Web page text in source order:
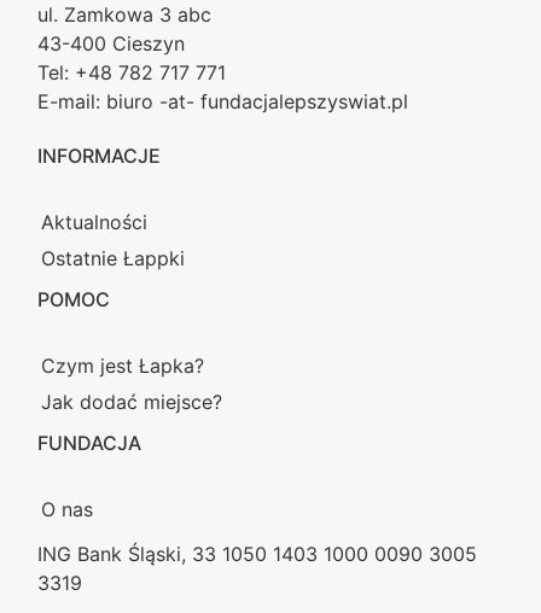
ul. Zamkowa 3 abc
43-400 Cieszyn
Tel: +48 782 717 771
E-mail: biuro -at- fundacjalepszyswiat.pl
INFORMACJE
Aktualności
Ostatnie Łappki
POMOC
Czym jest Łapka?
Jak dodać miejsce?
FUNDACJA
O nas
ING Bank Śląski, 33 1050 1403 1000 0090 3005
3319